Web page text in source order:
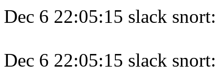
Dec 6 22:05:15 slack
Dec 6 22:05:15 slack